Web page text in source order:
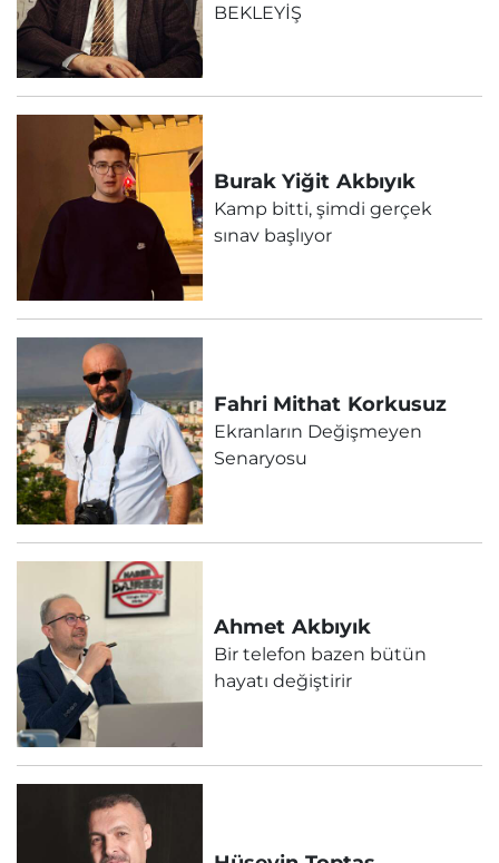
BEKLEYİŞ
Burak Yiğit Akbıyık
Kamp bitti, şimdi gerçek
sınav başlıyor
Fahri Mithat Korkusuz
Ekranların Değişmeyen
Senaryosu
Ahmet Akbıyık
Bir telefon bazen bütün
hayatı değiştirir